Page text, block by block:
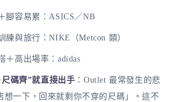
腳容易累：ASICS／NB
練與旅行：NIKE（Metcon 類）
＋高出場率：adidas
碼齊”就直接出手 ：Outlet 最常發生的悲
想一下，回來就剩你不穿的尺碼」。這不